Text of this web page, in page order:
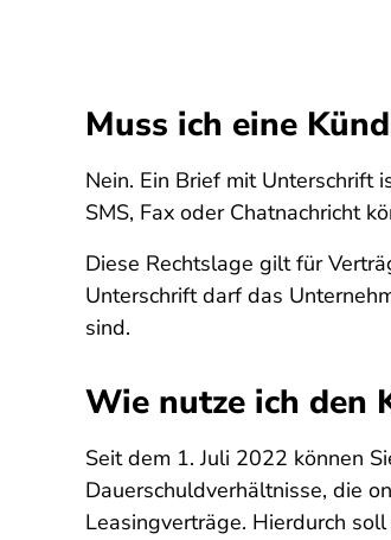
Muss ich eine
Nein. Ein Brief mit Unterschrift
SMS, Fax oder Chatnachricht
Diese Rechtslage gilt für
Unterschrift darf das
sind.
Wie nutze ich den
Seit dem 1. Juli 2022 können
Dauerschuldverhältnisse, die
Leasingverträge. Hierdurch